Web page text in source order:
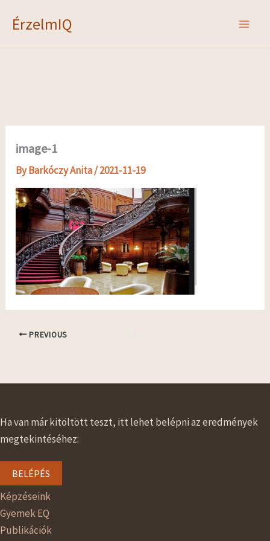
ÉrzelmIQ
image-1
ByBarkóczy Anita/2021-11-19
PREVIOUS
Ha van már kitöltött teszt, itt lehet belépni az eredmények
megtekintéséhez:
BELÉPÉS
Képzéseink
Gyemek EQ
Publikációk